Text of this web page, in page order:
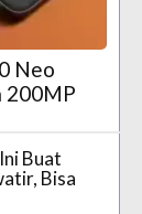
Neo
200MP
Buat
Bisa